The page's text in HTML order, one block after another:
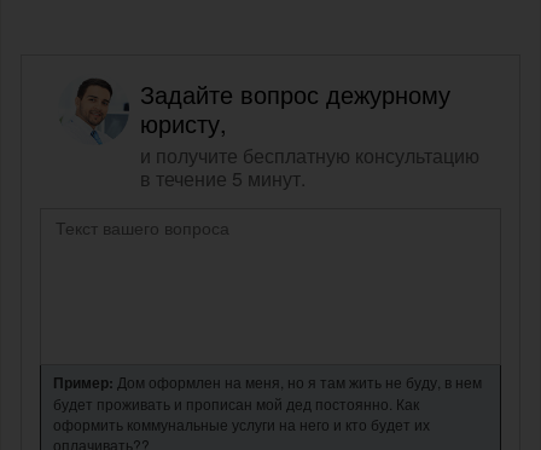
Задайте вопрос дежурному
юристу,
и получите бесплатную консультацию
в течение 5 минут.
Пример: Дом оформлен на меня, но я там жить не буду, в нем
будет проживать и прописан мой дед постоянно. Как
оформить коммунальные услуги на него и кто будет их
оплачивать??